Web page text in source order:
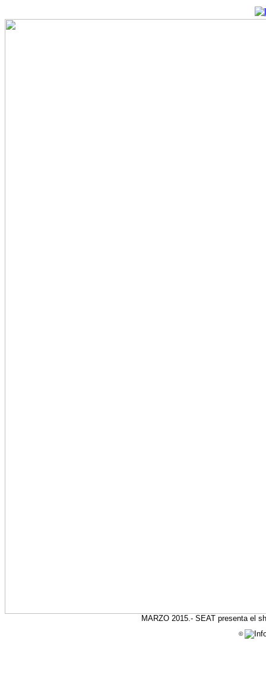
MARZO 2015.- SEAT presenta el
©